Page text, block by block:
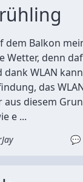
dem Balkon
Wetter, denn
dank WLAN
das
aus diesem
e ...